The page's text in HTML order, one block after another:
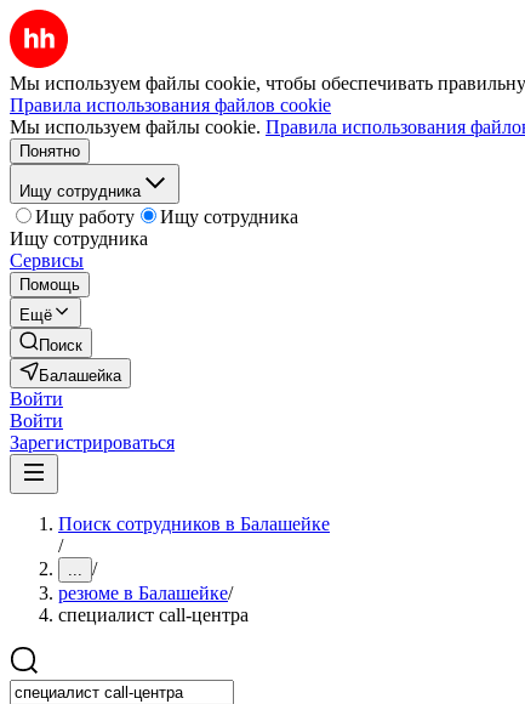
Мы используем файлы cookie, чтобы обеспечивать
Правила использования файлов cookie
Мы используем файлы cookie. Правила использования
Понятно
Ищу сотрудника
Ищу работу
Ищу сотрудника
Ищу сотрудника
Сервисы
Помощь
Ещё
Поиск
Балашейка
Войти
Войти
Зарегистрироваться
Поиск сотрудников в Балашейке
/
... /
резюме в Балашейке/
специалист call-центра